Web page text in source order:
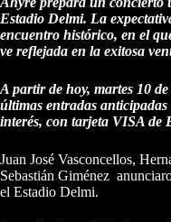
Estadio Delmi. La
encuentro histórico, en el
ve reflejada en la exitosa
A partir de hoy, martes 10
últimas entradas
interés, con tarjeta VISA
Juan José Vasconcellos,
Sebastián Giménez
el Estadio Delmi.